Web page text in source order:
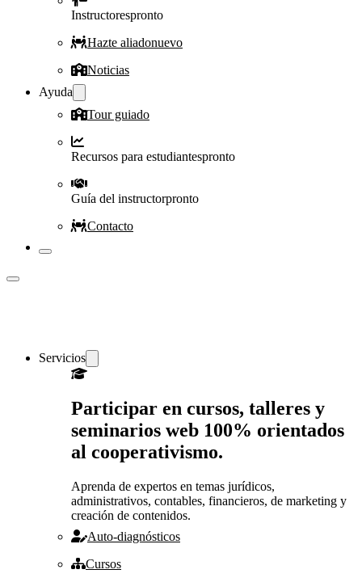
Instructorespronto
Hazte aliadonuevo
Noticias
Ayuda
Tour guiado
Recursos para estudiantespronto
Guía del instructorpronto
Contacto
Servicios
Participar en cursos, talleres y
seminarios web 100% orientados
al cooperativismo.
Aprenda de expertos en temas jurídicos,
administrativos, contables, financieros, de marketing y
creación de contenidos.
Auto-diagnósticos
Cursos